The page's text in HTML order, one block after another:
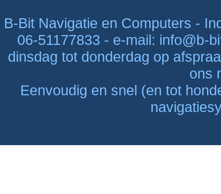
B-Bit Navigatie en Computers -
06-51177833 - e-mail: info@b-
dinsdag tot donderdag op
ons
Eenvoudig en snel (en tot